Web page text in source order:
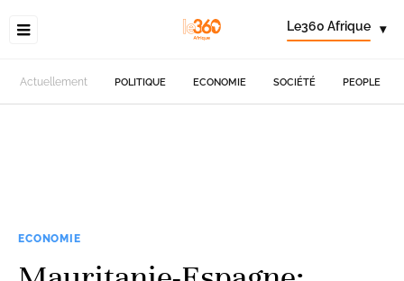
Le360 Afrique ▾
Actuellement POLITIQUE ECONOMIE SOCIÉTÉ PEOPLE
ECONOMIE